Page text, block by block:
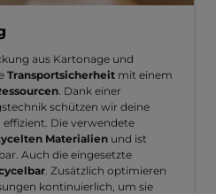
aus Kartonage und
Transportsicherheit mit einem
. Dank einer
schützen wir deine
Die verwendete
Materialien und ist
Auch die eingesetzte
. Zusätzlich optimieren
kontinuierlich, um sie